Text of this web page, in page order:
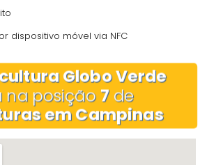
dispositivo móvel via NFC
Globo Verde
na posição 7de
em Campinas